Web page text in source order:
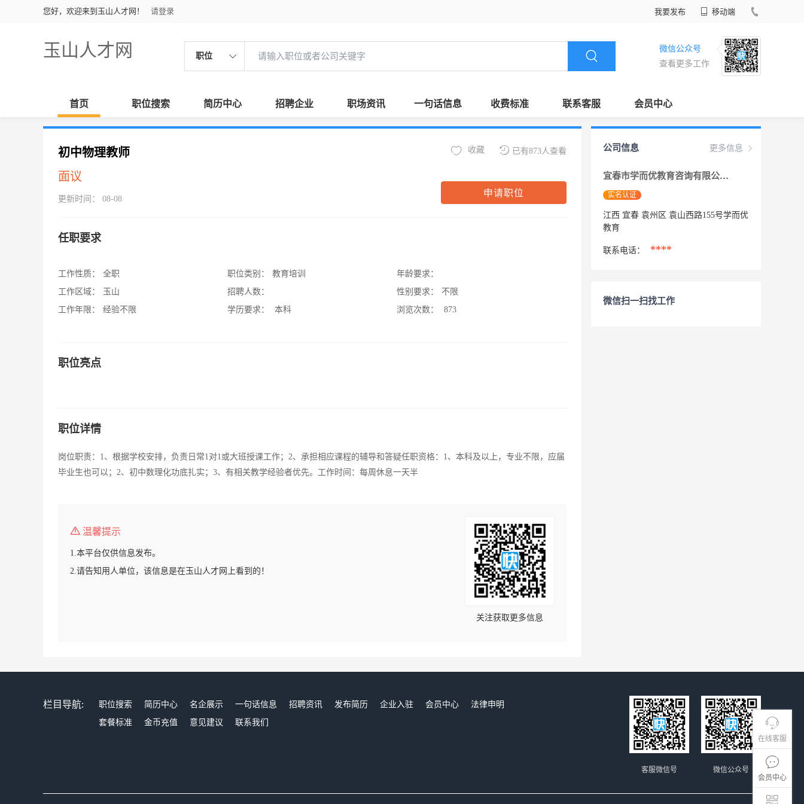
您好，欢迎来到玉山人才网！ 请登录 我要发布 移动端
玉山人才网 职位
微信公众号
查看更多工作
首页 职位搜索 简历中心 招聘企业 职场资讯 一句话信息 收费标准 联系客服 会员中心
在线客服
会员中心
初中物理教师
面议
更新时间： 08-08
已有873人查看
收藏
申请职位
任职要求
工作性质：
全职
工作区域：
玉山
工作年限：
经验不限
职位类别：
教育培训
招聘人数：
学历要求：
本科
年龄要求：
性别要求：
不限
浏览次数：
873
职位亮点
职位详情
岗位职责：1、根据学校安排，负责日常1对1或大班授课工作；2、承担相应课程的辅导和答疑任职资格：1、本科及以上，专业不限，应届
毕业生也可以；2、初中数理化功底扎实；3、有相关教学经验者优先。工作时间：每周休息一天半
温馨提示
1.本平台仅供信息发布。
2.请告知用人单位，该信息是在玉山人才网上看到的！
关注获取更多信息
更多信息
公司信息
宜春市学而优教育咨询有限公司
实名认证
江西 宜春 袁州区 袁山西路155号学而优
教育
联系电话： ****
微信扫一扫找工作
栏目导航: 职位搜索 简历中心 名企展示 一句话信息 招聘资讯 发布简历 企业入驻 会员中心
法律申明
套餐标准
金币充值 意见建议 联系我们
微信公众号
客服微信号